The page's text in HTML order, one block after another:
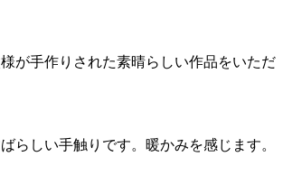
が手作りされた素晴らしい作品をいただ
らしい手触りです。暖かみを感じます。